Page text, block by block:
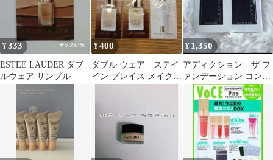
¥333
ESTEE LAUDER ダブ
ルウェア サンプル
¥400
ダブル ウェア ステイ
イン プレイス メイクア
¥ 1,350
アディクション ザ フ
ァンデーション コンフ
ィデント フィックス
化粧下地